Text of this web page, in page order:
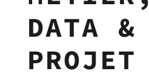
DATA &
PROJET